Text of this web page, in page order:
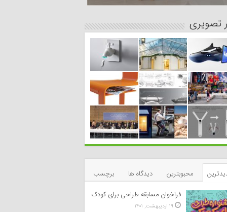
تصویری
محبوبترین دیدگاه ها
برچسب
فراخوان مسابقه طراحی برای کودک
۱۹ اردیبهشت, ۱۴۰۱